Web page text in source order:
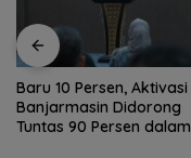
Baru 10 Persen, Aktivasi
Banjarmasin Didorong
Tuntas 90 Persen